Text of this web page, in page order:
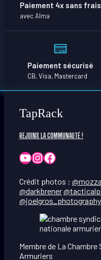
Paiement 4x sans frais
avec Alma
Paiement sécurisé
CB, Visa, Mastercard
TapRack
REJOINS LA COMMUNAUTÉ !
YouTube
Instagram
Facebook
Crédit photos :
@darkbrener
@joelgros_photography
Membre de La
Armuriers